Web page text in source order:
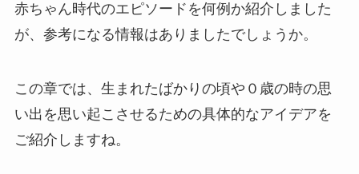
赤ちゃん時代のエピソードを何例か紹介しました
が、参考になる情報はありましたでしょうか。
この章では、生まれたばかりの頃や０歳の時の思
い出を思い起こさせるための具体的なアイデアを
ご紹介しますね。